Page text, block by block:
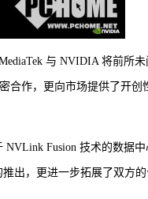
与 NVIDIA 将前所未
合作，更向市场提供了开创
NVLink Fusion 技术的数据中
出，更进一步拓展了双方